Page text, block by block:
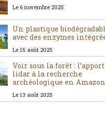
Le 6 novembre 2025
Un plastique
avec des enzymes
Le 15 août 2025
Voir sous la forêt :
lidar à la recherche
archéologique en
Le 13 août 2025